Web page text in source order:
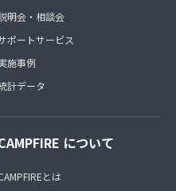
明会・相談会
ポートサービス
施事例
計データ
について
とは